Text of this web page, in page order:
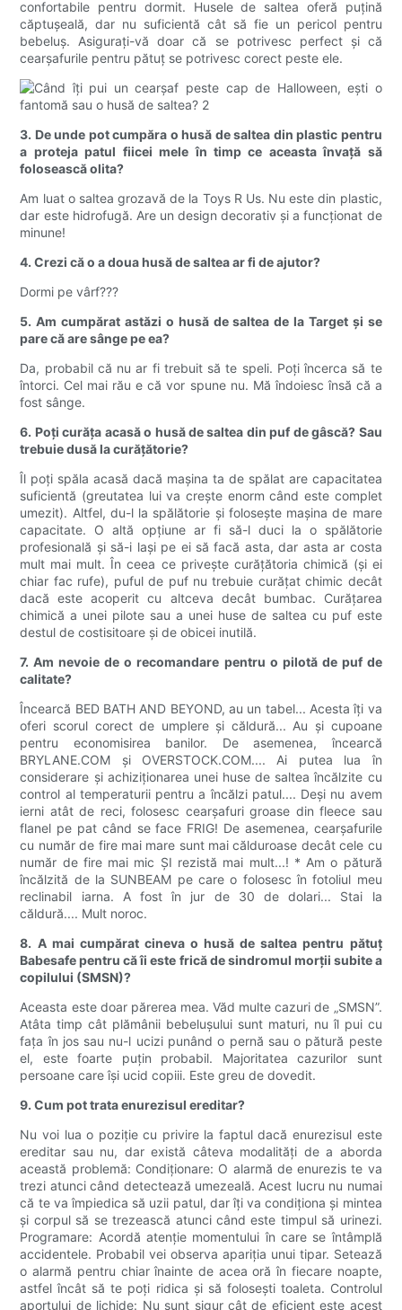
confortabile pentru dormit. Husele de saltea oferă puțină
căptușeală, dar nu suficientă cât să fie un pericol pentru
bebeluș. Asigurați-vă doar că se potrivesc perfect și că
cearșafurile pentru pătuț se potrivesc corect peste ele.
3. De unde pot cumpăra o husă de saltea din plastic pentru
a proteja patul fiicei mele în timp ce aceasta învață să
folosească olita?
Am luat o saltea grozavă de la Toys R Us. Nu este din plastic,
dar este hidrofugă. Are un design decorativ și a funcționat de
minune!
4. Crezi că o a doua husă de saltea ar fi de ajutor?
Dormi pe vârf???
5. Am cumpărat astăzi o husă de saltea de la Target și se
pare că are sânge pe ea?
Da, probabil că nu ar fi trebuit să te speli. Poți încerca să te
întorci. Cel mai rău e că vor spune nu. Mă îndoiesc însă că a
fost sânge.
6. Poți curăța acasă o husă de saltea din puf de gâscă? Sau
trebuie dusă la curățătorie?
Îl poți spăla acasă dacă mașina ta de spălat are capacitatea
suficientă (greutatea lui va crește enorm când este complet
umezit). Altfel, du-l la spălătorie și folosește mașina de mare
capacitate. O altă opțiune ar fi să-l duci la o spălătorie
profesională și să-i lași pe ei să facă asta, dar asta ar costa
mult mai mult. În ceea ce privește curățătoria chimică (și ei
chiar fac rufe), puful de puf nu trebuie curățat chimic decât
dacă este acoperit cu altceva decât bumbac. Curățarea
chimică a unei pilote sau a unei huse de saltea cu puf este
destul de costisitoare și de obicei inutilă.
7. Am nevoie de o recomandare pentru o pilotă de puf de
calitate?
Încearcă BED BATH AND BEYOND, au un tabel... Acesta îți va
oferi scorul corect de umplere și căldură... Au și cupoane
pentru economisirea banilor. De asemenea, încearcă
BRYLANE.COM și OVERSTOCK.COM.... Ai putea lua în
considerare și achiziționarea unei huse de saltea încălzite cu
control al temperaturii pentru a încălzi patul.... Deși nu avem
ierni atât de reci, folosesc cearșafuri groase din fleece sau
flanel pe pat când se face FRIG! De asemenea, cearșafurile
cu număr de fire mai mare sunt mai călduroase decât cele cu
număr de fire mai mic ȘI rezistă mai mult...! * Am o pătură
încălzită de la SUNBEAM pe care o folosesc în fotoliul meu
reclinabil iarna. A fost în jur de 30 de dolari... Stai la
căldură.... Mult noroc.
8. A mai cumpărat cineva o husă de saltea pentru pătuț
Babesafe pentru că îi este frică de sindromul morții subite a
copilului (SMSN)?
Aceasta este doar părerea mea. Văd multe cazuri de „SMSN”.
Atâta timp cât plămânii bebelușului sunt maturi, nu îl pui cu
fața în jos sau nu-l ucizi punând o pernă sau o pătură peste
el, este foarte puțin probabil. Majoritatea cazurilor sunt
persoane care își ucid copiii. Este greu de dovedit.
9. Cum pot trata enurezisul ereditar?
Nu voi lua o poziție cu privire la faptul dacă enurezisul este
ereditar sau nu, dar există câteva modalități de a aborda
această problemă: Condiționare: O alarmă de enurezis te va
trezi atunci când detectează umezeală. Acest lucru nu numai
că te va împiedica să uzii patul, dar îți va condiționa și mintea
și corpul să se trezească atunci când este timpul să urinezi.
Programare: Acordă atenție momentului în care se întâmplă
accidentele. Probabil vei observa apariția unui tipar. Setează
o alarmă pentru chiar înainte de acea oră în fiecare noapte,
astfel încât să te poți ridica și să folosești toaleta. Controlul
aportului de lichide: Nu sunt sigur cât de eficient este acest